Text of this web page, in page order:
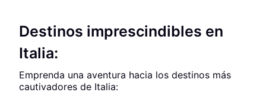
Destinos imprescindibles en
Italia:
Emprenda una aventura hacia los destinos más
cautivadores de Italia: